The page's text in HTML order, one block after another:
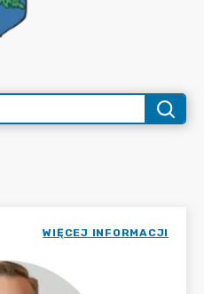
WIĘCEJ INFORMACJI